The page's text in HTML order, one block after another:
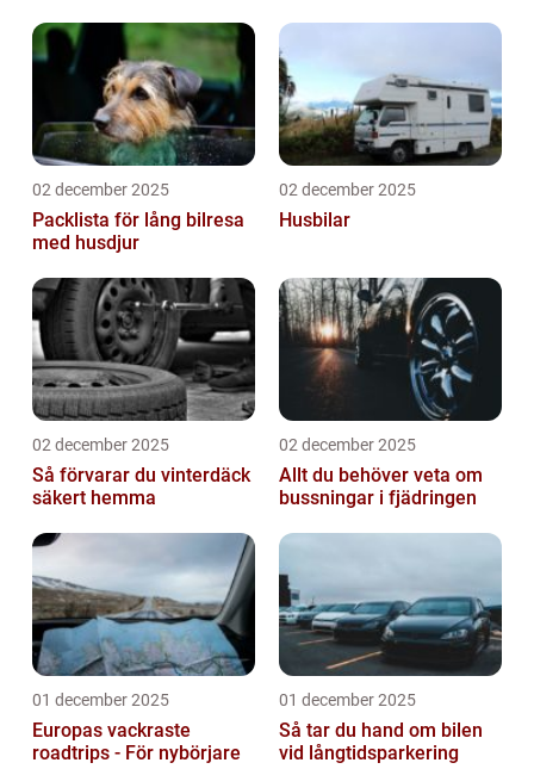
02 december 2025
Packlista för lång bilresa
med husdjur
02 december 2025
Husbilar
02 december 2025
Så förvarar du vinterdäck
säkert hemma
02 december 2025
Allt du behöver veta om
bussningar i fjädringen
01 december 2025
Europas vackraste
roadtrips - För nybörjare
01 december 2025
Så tar du hand om bilen
vid långtidsparkering